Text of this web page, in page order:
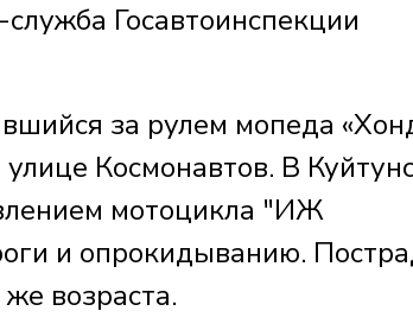
Госавтоинспекции
за рулем мопеда
Космонавтов. В
мотоцикла "ИЖ
и опрокидыванию.
возраста.